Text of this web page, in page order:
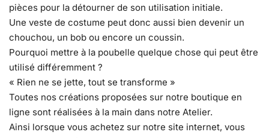
pièces pour la détourner de son utilisation initiale.
Une veste de costume peut donc aussi bien devenir un
chouchou, un bob ou encore un coussin.
Pourquoi mettre à la poubelle quelque chose qui peut être
utilisé différemment ?
« Rien ne se jette, tout se transforme »
Toutes nos créations proposées sur notre boutique en
ligne sont réalisées à la main dans notre Atelier.
Ainsi lorsque vous achetez sur notre site internet, vous